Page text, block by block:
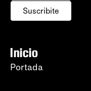
Suscribite
Inicio
Portada